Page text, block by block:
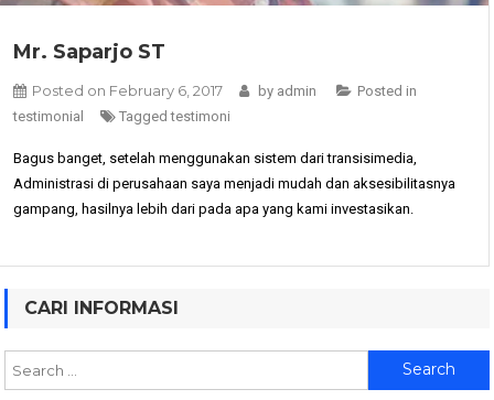
Mr. Saparjo ST
Posted on February 6, 2017 by admin
Posted in
testimonial
Taggedtestimoni
Bagus banget, setelah menggunakan sistem dari transisimedia,
Administrasi di perusahaan saya menjadi mudah dan aksesibilitasnya
gampang, hasilnya lebih dari pada apa yang kami investasikan.
CARI INFORMASI
Search
for: